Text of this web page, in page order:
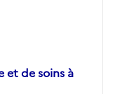
et de soins à